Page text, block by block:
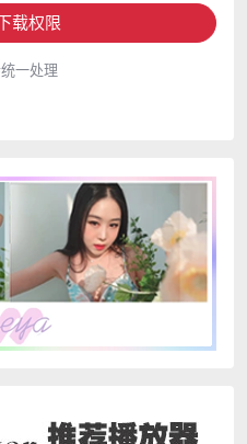
载权限
一处理